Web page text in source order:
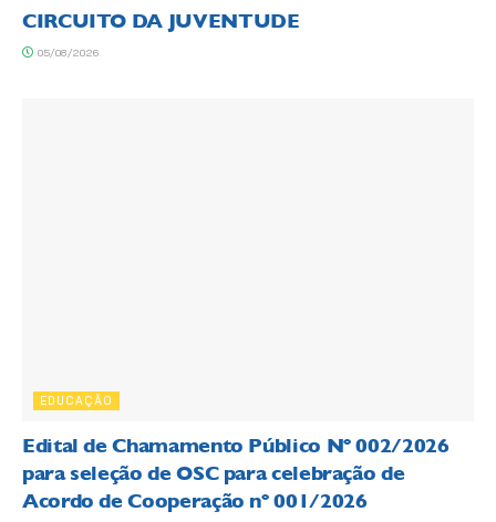
CIRCUITO DA JUVENTUDE
05/08/2026
EDUCAÇÃO
Edital de Chamamento Público Nº 002/2026
para seleção de OSC para celebração de
Acordo de Cooperação nº 001/2026